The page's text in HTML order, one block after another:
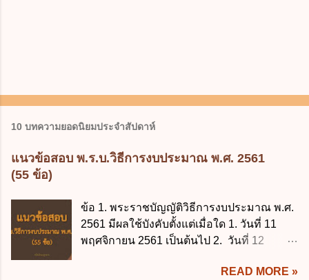
10 บทความยอดนิยมประจำสัปดาห์
แนวข้อสอบ พ.ร.บ.วิธีการงบประมาณ พ.ศ. 2561
(55 ข้อ)
ข้อ 1. พระราชบัญญัติวิธีการงบประมาณ พ.ศ.
2561 มีผลใช้บังคับตั้งแต่เมื่อใด 1. วันที่ 11
พฤศจิกายน 2561 เป็นต้นไป 2. วันที่ 12
พฤศจิกายน 2561 เป็นต้นไป 4. วันที่ 14
READ MORE »